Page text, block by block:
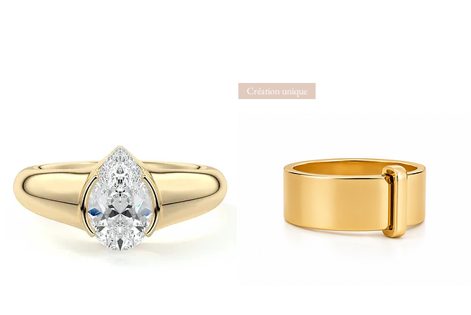
Création unique